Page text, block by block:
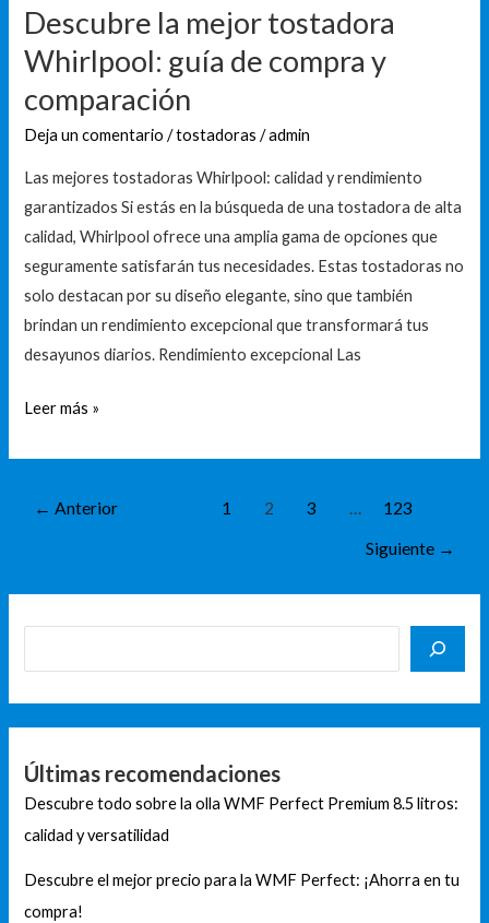
Descubre la mejor tostadora
Whirlpool: guía de compra y
comparación
Deja un comentario /tostadoras /admin
Las mejores tostadoras Whirlpool: calidad y rendimiento
garantizados Si estás en la búsqueda de una tostadora de alta
calidad, Whirlpool ofrece una amplia gama de opciones que
seguramente satisfarán tus necesidades. Estas tostadoras no
solo destacan por su diseño elegante, sino que también
brindan un rendimiento excepcional que transformará tus
desayunos diarios. Rendimiento excepcional Las
comparación
Leer más »
← Anterior 1 2 3 … 123
Siguiente →
Últimas recomendaciones
Descubre todo sobre la olla WMF Perfect Premium 8.5 litros:
calidad y versatilidad
Descubre el mejor precio para la WMF Perfect: ¡Ahorra en tu
compra!